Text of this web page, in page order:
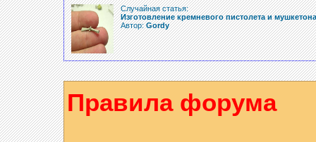
Случайная статья:
Изготовление кремневого пистолета и мушкетона
Автор:Gordy
Правила форума